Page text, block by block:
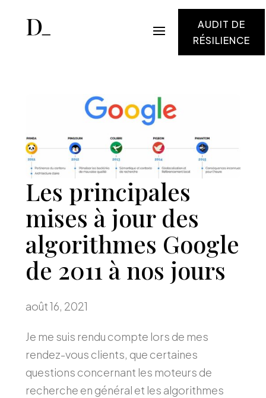
AUDIT DE
RÉSILIENCE
Les principales
mises à jour des
algorithmes Google
de 2011 à nos jours
août 16, 2021
Je me suis rendu compte lors de mes
rendez-vous clients, que certaines
questions concernant les moteurs de
recherche en général et les algorithmes